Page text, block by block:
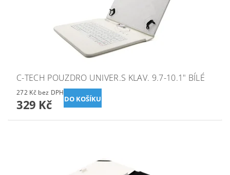
C-TECH POUZDRO UNIVER.S KLAV. 9.7-10.1" BÍLÉ
272 Kč bez DPH
329 Kč